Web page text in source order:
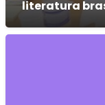
literatura